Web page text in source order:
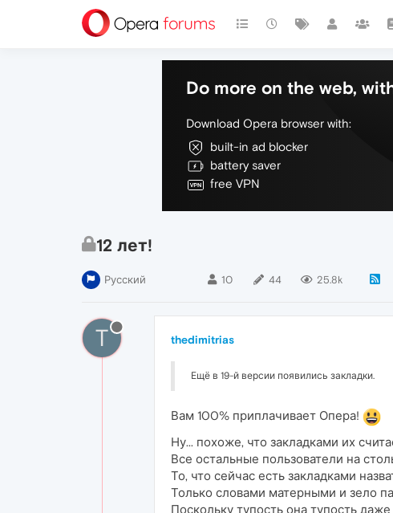
Do more on the web,
Download Opera browser with:
built-in ad blocker
battery saver
free VPN
12 лет!
Русский 10 44 25.8k
T thedimitrias
Ещё в 19-й версии появились закладки.
Вам 100% приплачивает Опера!
Ну... похоже, что закладками их
Все остальные пользователи на
То, что сейчас есть закладками
Только словами матерными и зело
Поскольку тупость она тупость